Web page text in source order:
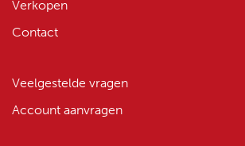
Verkopen
Contact
Veelgestelde vragen
Account aanvragen